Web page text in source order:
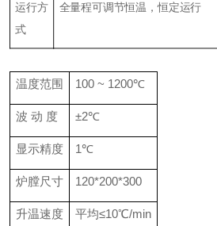
运行方
式
全量程可调节恒温，恒定运行
温度范围 100 ~ 1200℃
波 动 度 ±2℃
显示精度 1℃
炉膛尺寸 120*200*300
升温速度 平均≤10℃/min